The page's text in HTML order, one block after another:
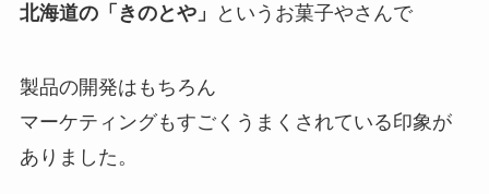
北海道の「きのとや」
というお菓子やさんで
製品の開発はもちろん
マーケティングもすごくうまくされている印象が
ありました。